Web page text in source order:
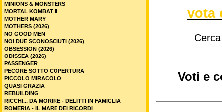
vota
Voti e
MINIONS & MONSTERS
MORTAL KOMBAT II
MOTHER MARY
MOTHERS (2026)
NO GOOD MEN
NOI DUE SCONOSCIUTI (2026)
OBSESSION (2026)
ODISSEA (2026)
PASSENGER
PECORE SOTTO COPERTURA
PICCOLO MIRACOLO
QUASI GRAZIA
REBUILDING
RICCHI... DA MORIRE - DELITTI IN FAMIGLIA
ROMERIA - IL MARE DEI RICORDI